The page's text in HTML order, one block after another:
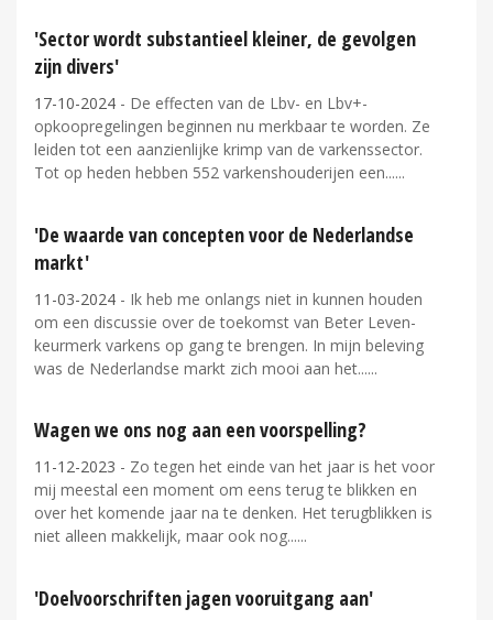
'Sector wordt substantieel kleiner, de gevolgen
zijn divers'
17-10-2024 - De effecten van de Lbv- en Lbv+-
opkoopregelingen beginnen nu merkbaar te worden. Ze
leiden tot een aanzienlijke krimp van de varkenssector.
Tot op heden hebben 552 varkenshouderijen een...
'De waarde van concepten voor de Nederlandse
markt'
11-03-2024 - Ik heb me onlangs niet in kunnen houden
om een discussie over de toekomst van Beter Leven-
keurmerk varkens op gang te brengen. In mijn beleving
was de Nederlandse markt zich mooi aan het...
Wagen we ons nog aan een voorspelling?
11-12-2023 - Zo tegen het einde van het jaar is het voor
mij meestal een moment om eens terug te blikken en
over het komende jaar na te denken. Het terugblikken is
niet alleen makkelijk, maar ook nog...
'Doelvoorschriften jagen vooruitgang aan'